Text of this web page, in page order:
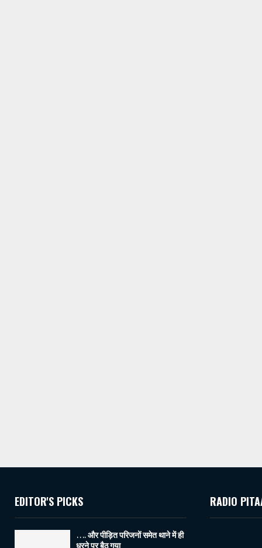
EDITOR'S PICKS
…. और पीड़ित परिजनों समेत थाने में ही
धरने पर बैठ गया
RADIO